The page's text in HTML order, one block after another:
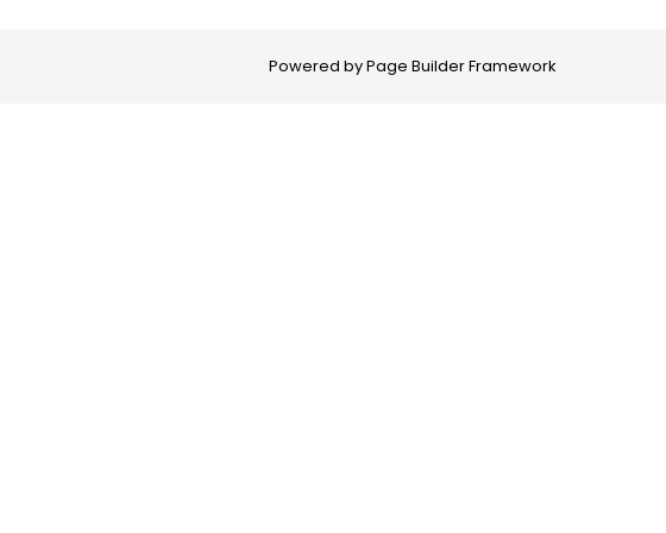
Powered byPage Builder Framework